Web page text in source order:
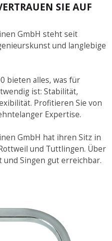
SIE AUF
GmbH steht seit
und langlebige
bieten alles, was für
ist: Stabilität,
Profitieren Sie von
Expertise.
GmbH hat ihren Sitz in
und Tuttlingen. Über
Singen gut erreichbar.